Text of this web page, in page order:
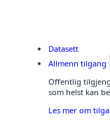
Datasett
Allmenn tilgang
Offentlig
som helst kan
Les mer om